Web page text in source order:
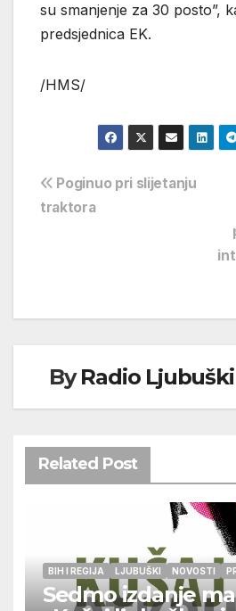
su smanjenje za 30 posto”,
predsjednica EK.
/HMS/
Navigacija
Poginuo pri slijetanju
traktora
ByRadio Ljubuški
Related Post
BIH I REGIJA LJUBUŠKI NOVOSTI
Sedmo izdanje